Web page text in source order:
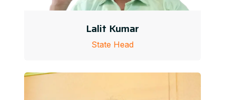
Lalit Kumar
State Head